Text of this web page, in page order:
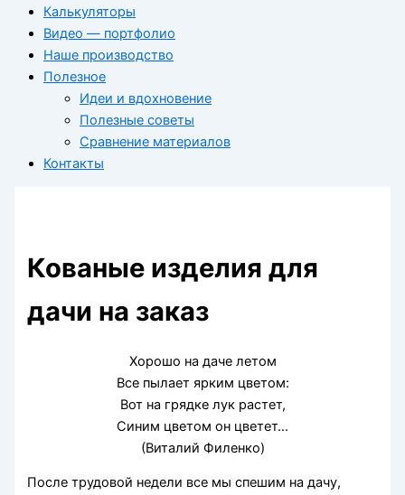
Калькуляторы
Видео — портфолио
Наше производство
Полезное
Идеи и вдохновение
Полезные советы
Сравнение материалов
Контакты
Кованые изделия для
дачи на заказ
Хорошо на даче летом
Все пылает ярким цветом:
Вот на грядке лук растет,
Синим цветом он цветет…
(Виталий Филенко)
После трудовой недели все мы спешим на дачу,